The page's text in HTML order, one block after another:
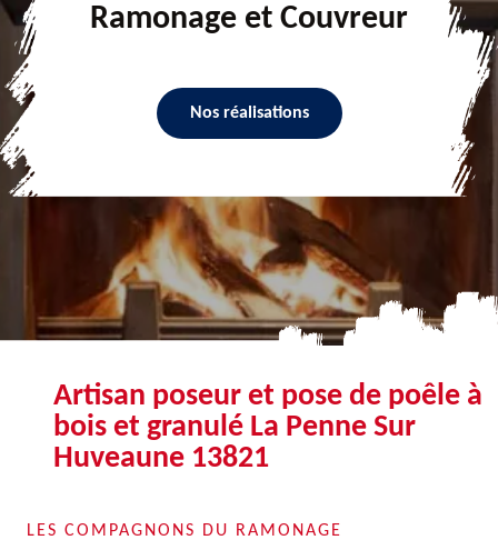
Ramonage et Couvreur
Nos réalisations
Artisan poseur et pose de poêle à
bois et granulé La Penne Sur
Huveaune 13821
LES COMPAGNONS DU RAMONAGE